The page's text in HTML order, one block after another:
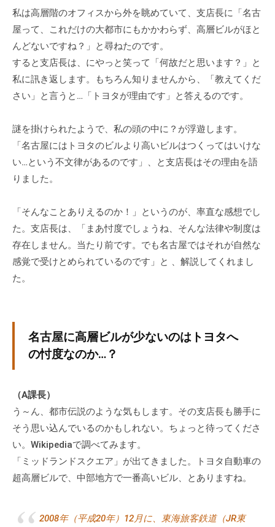
私は高層階のオフィスから外を眺めていて、支店長に「名古
屋って、これだけの大都市にもかかわらず、高層ビルがほと
んどないですね？」と尋ねたのです。
すると支店長は、にやっと笑って「何故だと思います？」と
私に訊き返します。もちろん知りませんから、「教えてくだ
さい」と言うと…「トヨタが理由です」と答えるのです。
謎を掛けられたようで、私の頭の中に？が浮遊します。
「名古屋にはトヨタのビルより高いビルはつくってはいけな
い…という不文律があるのです」、と支店長はその理由を語
りました。
「そんなことありえるのか！」というのが、率直な感想でし
た。支店長は、「まあ忖度でしょうね、そんな法律や制度は
存在しません。当たり前です。でも名古屋ではそれが自然な
感覚で受けとめられているのです」と 、解説してくれまし
た。
名古屋に高層ビルが少ないのはトヨタへ
の忖度なのか…？
（A課長）
う～ん、都市伝説のような気もします。その支店長も勝手に
そう思い込んでいるのかもしれない。ちょっと待ってくださ
い。Wikipediaで調べてみます。
「ミッドランドスクエア」が出てきました。トヨタ自動車の
超高層ビルで、中部地方で一番高いビル、とありますね。
2008年（平成20年）12月に、東海旅客鉄道（JR東